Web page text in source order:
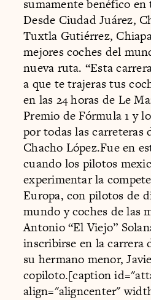
sumamente benéfico
Desde Ciudad Juárez,
Tuxtla Gutiérrez,
mejores coches del
nueva ruta. “Esta
a que te trajeras tus
en las 24 horas de Le
Premio de Fórmula 1 y
por todas las carreteras
Chacho López.Fue en
cuando los pilotos
experimentar la
Europa, con pilotos de
mundo y coches de las
Antonio “El Viejo”
inscribirse en la carrera
su hermano menor,
copiloto.[caption
align="aligncenter"